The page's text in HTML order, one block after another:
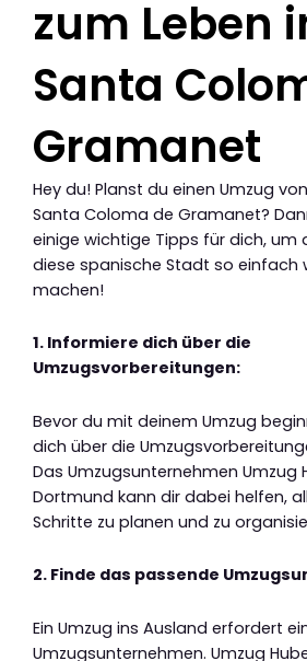
zum Leben
Santa
Gramanet
Hey du! Planst du einen Umzug
Santa Coloma de Gramanet?
einige wichtige Tipps für dich, um
diese spanische Stadt so einfach
machen!
1. Informiere dich über die
Umzugsvorbereitungen:
Bevor du mit deinem Umzug
dich über die
Das Umzugsunternehmen Umzug
Dortmund kann dir dabei helfen,
Schritte zu planen und zu
2. Finde das passende
Ein Umzug ins Ausland erfordert
Umzugsunternehmen. Umzug